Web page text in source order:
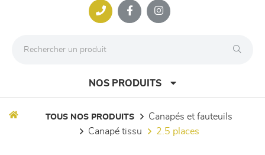
NOS PRODUITS
TOUS NOS PRODUITS
canapés et fauteuils
canapé tissu
2.5 places